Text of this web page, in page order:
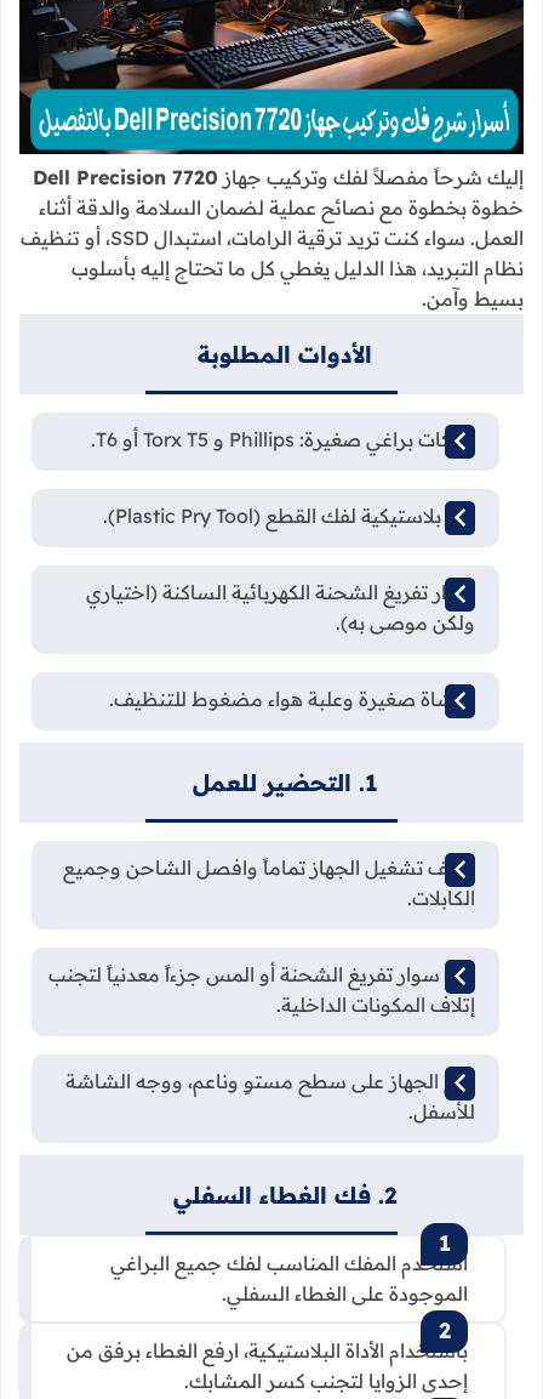
إليك شرحاً مفصلاً لفك وتركيب جهاز Dell Precision 7720
خطوة بخطوة مع نصائح عملية لضمان السلامة والدقة أثناء
العمل. سواء كنت تريد ترقية الرامات، استبدال SSD، أو تنظيف
نظام التبريد، هذا الدليل يغطي كل ما تحتاج إليه بأسلوب
بسيط وآمن.
الأدوات المطلوبة
مفكات براغي صغيرة: Phillips و Torx T5 أو T6.
أداة بلاستيكية لفك القطع (Plastic Pry Tool).
سوار تفريغ الشحنة الكهربائية الساكنة (اختياري
ولكن موصى به).
فرشاة صغيرة وعلبة هواء مضغوط للتنظيف.
1. التحضير للعمل
أوقف تشغيل الجهاز تماماً وافصل الشاحن وجميع
الكابلات.
ارتدِ سوار تفريغ الشحنة أو المس جزءاً معدنياً لتجنب
إتلاف المكونات الداخلية.
ضع الجهاز على سطح مستوٍ وناعم، ووجه الشاشة
للأسفل.
2. فك الغطاء السفلي
استخدم المفك المناسب لفك جميع البراغي
الموجودة على الغطاء السفلي.
باستخدام الأداة البلاستيكية، ارفع الغطاء برفق من
إحدى الزوايا لتجنب كسر المشابك.